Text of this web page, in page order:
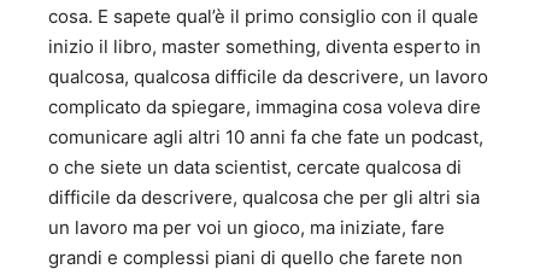
cosa. E sapete qual’è il primo consiglio con il quale
inizio il libro, master something, diventa esperto in
qualcosa, qualcosa difficile da descrivere, un lavoro
complicato da spiegare, immagina cosa voleva dire
comunicare agli altri 10 anni fa che fate un podcast,
o che siete un data scientist, cercate qualcosa di
difficile da descrivere, qualcosa che per gli altri sia
un lavoro ma per voi un gioco, ma iniziate, fare
grandi e complessi piani di quello che farete non